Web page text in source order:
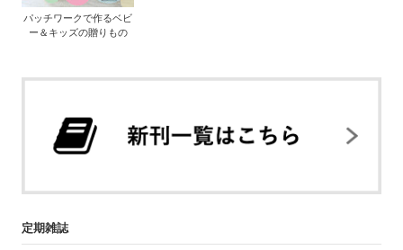
パッチワークで作るベビ
ー＆キッズの贈りもの
定期雑誌